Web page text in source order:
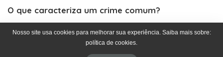
O que caracteriza um crime comum?
Os crimes comuns são aqueles considerados menos graves em
comparação aos crimes hediondos, mas ainda assim
Nosso site usa cookies para melhorar sua experiência. Saiba mais sobre:
política de cookies.